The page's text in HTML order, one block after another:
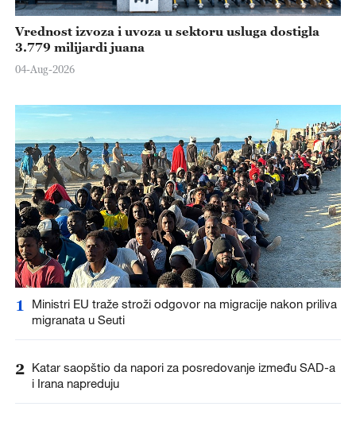
Vrednost izvoza i uvoza u sektoru usluga dostigla
3.779 milijardi juana
04-Aug-2026
1
Ministri EU traže stroži odgovor na migracije nakon priliva
migranata u Seuti
2 Katar saopštio da napori za posredovanje između SAD-a
i Irana napreduju